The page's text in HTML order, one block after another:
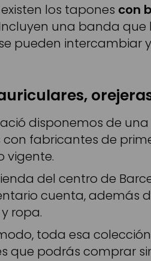
los tapones con
una banda que
pueden intercambiar
disponemos de
fabricantes de
vigente.
del centro de
cuenta, además
ropa.
toda esa
que podrás comprar